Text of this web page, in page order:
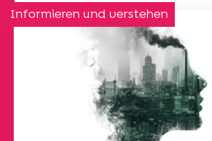
Informieren und verstehen